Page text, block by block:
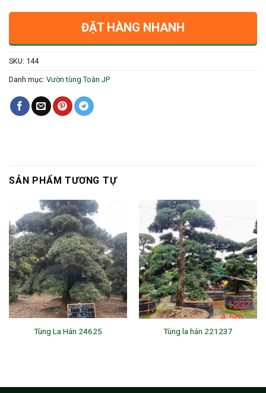
ĐẶT HÀNG NHANH
SKU: 144
Danh mục: Vườn tùng Toàn JP
SẢN PHẨM TƯƠNG TỰ
Tùng La Hán 24625 Tùng la hán 221237